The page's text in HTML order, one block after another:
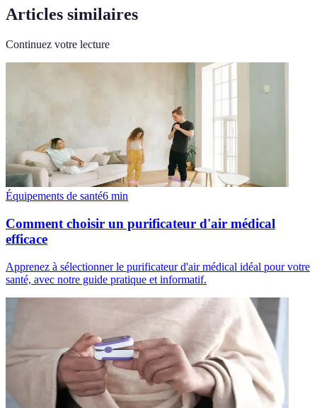
Articles similaires
Continuez votre lecture
Équipements de santé6 min
Comment choisir un purificateur d'air médical
efficace
Apprenez à sélectionner le purificateur d'air médical idéal pour votre
santé, avec notre guide pratique et informatif.